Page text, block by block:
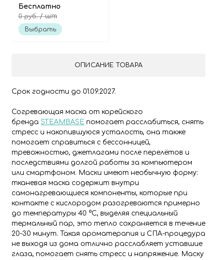
Бесплатно
0 руб./ шт
Выбрать
ОПИСАНИЕ ТОВАРА
Срок годности до 01.09.2027.
Согревающая маска от корейского
бренда STEAMBASE помогает расслабиться, снять
стресс и накопившуюся усталость, она также
помогает справиться с бессонницей,
тревожностью, джетлагами после перелётов и
последствиями долгой работы за компьютером
или смартфоном. Маски имеют необычную форму:
тканевая маска содержит внутри
самонагревающиеся компоненты, которые при
контакте с кислородом разогреваются примерно
до температуры 40 °C, выделяя специальный
термальный пар, это тепло сохраняется в течение
20-30 минут. Такая ароматерапия и СПА-процедура
не выходя из дома отлично расслабляет уставшие
глаза, помогает снять стресс и напряжение. Маску